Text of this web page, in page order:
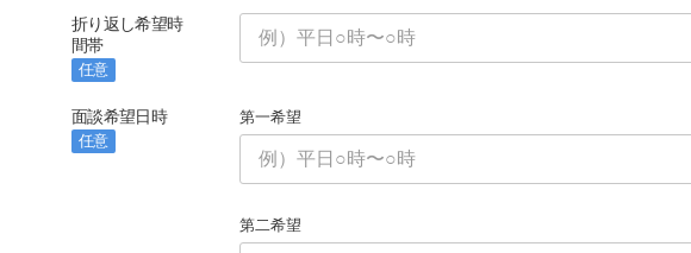
折り返し希望時
間帯
任意
面談希望日時
任意
第一希望
第二希望